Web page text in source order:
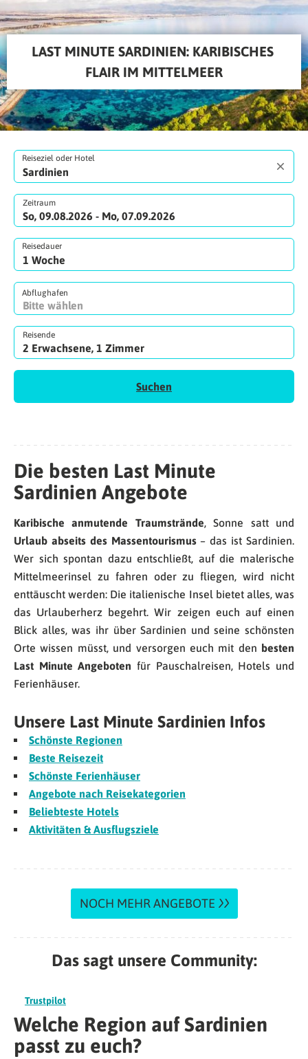
LAST MINUTE SARDINIEN: KARIBISCHES
FLAIR IM MITTELMEER
Reiseziel oder Hotel
Zeitraum
So, 09.08.2026 - Mo, 07.09.2026
Reisedauer
Abflughafen
Reisende
2 Erwachsene, 1 Zimmer
Suchen
Die besten Last Minute
Sardinien Angebote
Karibische anmutende Traumstrände, Sonne satt und
Urlaub abseits des Massentourismus– das ist Sardinien.
Wer sich spontan dazu entschließt, auf die malerische
Mittelmeerinsel zu fahren oder zu fliegen, wird nicht
enttäuscht werden: Die italienische Insel bietet alles, was
das Urlauberherz begehrt. Wir zeigen euch auf einen
Blick alles, was ihr über Sardinien und seine schönsten
Orte wissen müsst, und versorgen euch mit den besten
Last Minute Angeboten für Pauschalreisen, Hotels und
Ferienhäuser.
Unsere Last Minute Sardinien Infos
Schönste Regionen
Beste Reisezeit
Schönste Ferienhäuser
Angebote nach Reisekategorien
Beliebteste Hotels
Aktivitäten & Ausflugsziele
NOCH MEHR ANGEBOTE
Das sagt unsere Community:
Trustpilot
Welche Region auf Sardinien
passt zu euch?